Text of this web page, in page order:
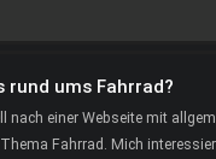
rund ums Fahrrad?
nach einer Webseite mit
Fahrrad. Mich